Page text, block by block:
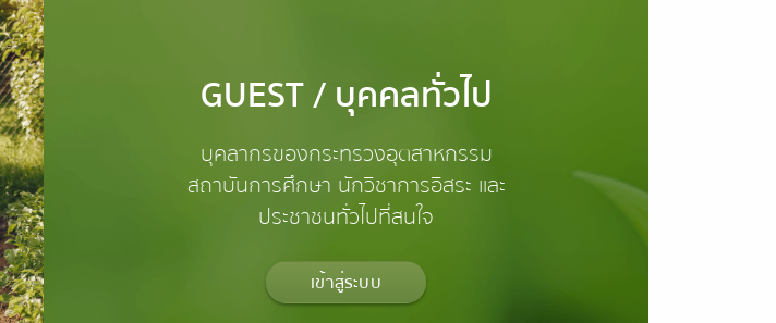
GUEST / บุคคลทั่วไป
บุคลากรของกระทรวงอุตสาหกรรม
สถาบันการศึกษา นักวิชาการอิสระ และ
ประชาชนทั่วไปที่สนใจ
เข้าสู่ระบบ